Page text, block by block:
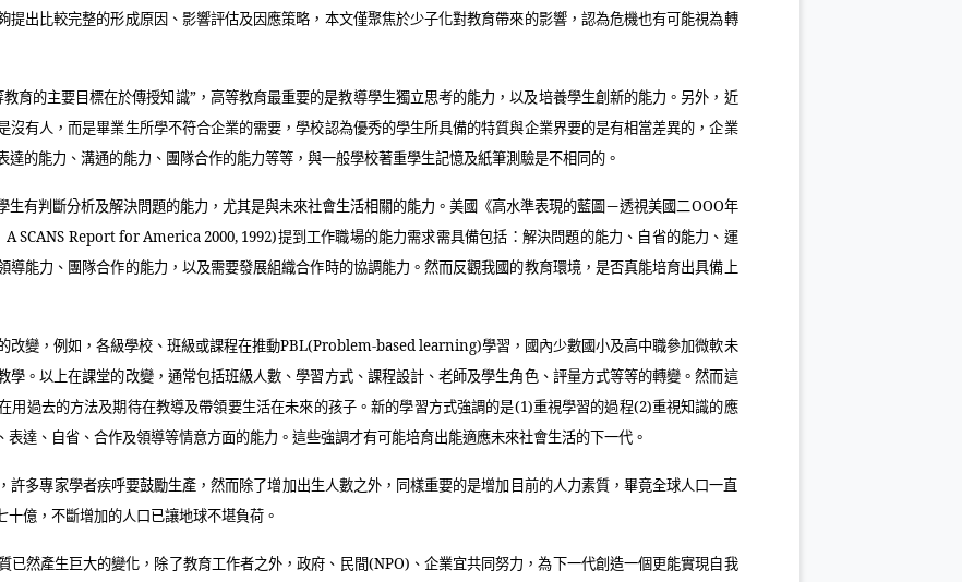
提出比較完整的形成原因、影響評估及因應策略，本文僅聚焦於少子化對教育帶來的影響，認為危機也有可能視為轉
育的主要目標在於傳授知識”，高等教育最重要的是教導學生獨立思考的能力，以及培養學生創新的能力。另外，近
沒有人，而是畢業生所學不符合企業的需要，學校認為優秀的學生所具備的特質與企業界要的是有相當差異的，企業
的能力、溝通的能力、團隊合作的能力等等，與一般學校著重學生記憶及紙筆測驗是不相同的。
生有判斷分析及解決問題的能力，尤其是與未來社會生活相關的能力。美國《高水準表現的藍圖－透視美國二OOO年
A SCANS Report for America 2000, 1992)提到工作職場的能力需求需具備包括：解決問題的能力、自省的能力、運
導能力、團隊合作的能力，以及需要發展組織合作時的協調能力。然而反觀我國的教育環境，是否真能培育出具備上
改變，例如，各級學校、班級或課程在推動PBL(Problem-based learning)學習，國內少數國小及高中職參加微軟未
學。以上在課堂的改變，通常包括班級人數、學習方式、課程設計、老師及學生角色、評量方式等等的轉變。然而這
用過去的方法及期待在教導及帶領要生活在未來的孩子。新的學習方式強調的是(1)重視學習的過程(2)重視知識的應
表達、自省、合作及領導等情意方面的能力。這些強調才有可能培育出能適應未來社會生活的下一代。
許多專家學者疾呼要鼓勵生產，然而除了增加出生人數之外，同樣重要的是增加目前的人力素質，畢竟全球人口一直
十億，不斷增加的人口已讓地球不堪負荷。
已然產生巨大的變化，除了教育工作者之外，政府、民間(NPO) 、企業宜共同努力，為下一代創造一個更能實現自我